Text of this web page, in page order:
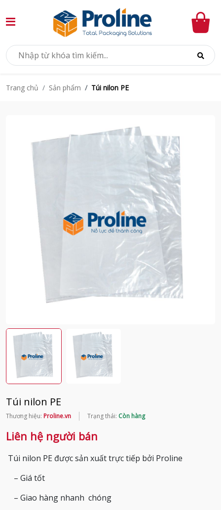
Trang chủ Sản phẩm Túi nilon PE
Túi nilon PE
Thương hiệu: Proline.vn Trạng thái: Còn hàng
Liên hệ người bán
Túi nilon PE được sản xuất trực tiếp bởi Proline
– Giá tốt
– Giao hàng nhanh chóng